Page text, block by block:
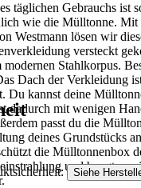
täglichen Gebrauchs ist
wie die Mülltonne. Mit
Westmann lösen wir
versteckt
modernen Stahlkorpus.
Dach der Verkleidung
Du kannst deine
dadurch mit wenigen
passt du die
deines Grundstücks
die Mülltonnenbox
und beugt
Siehe